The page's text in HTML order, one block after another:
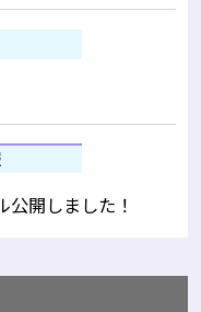
公開しました！